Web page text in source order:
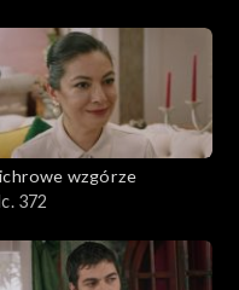
wzgórze
372